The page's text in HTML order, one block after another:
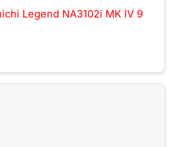
Legend NA3102i MK IV 9